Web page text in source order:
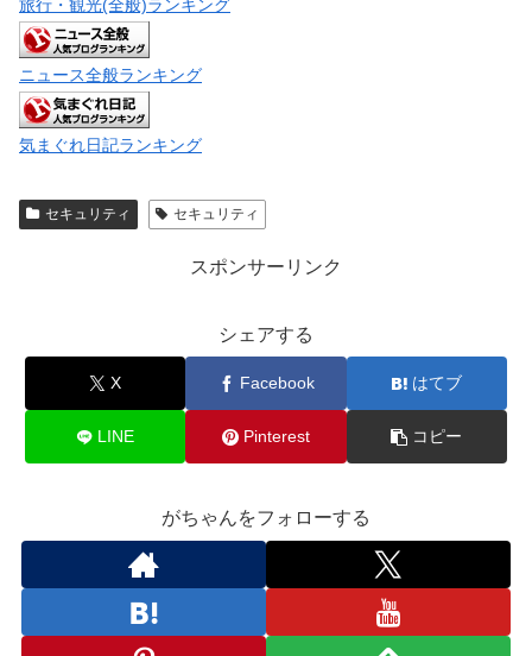
旅行・観光(全般)ランキング
ニュース全般ランキング
気まぐれ日記ランキング
セキュリティ セキュリティ
スポンサーリンク
シェアする
X Facebook はてブ
LINE Pinterest コピー
がちゃんをフォローする